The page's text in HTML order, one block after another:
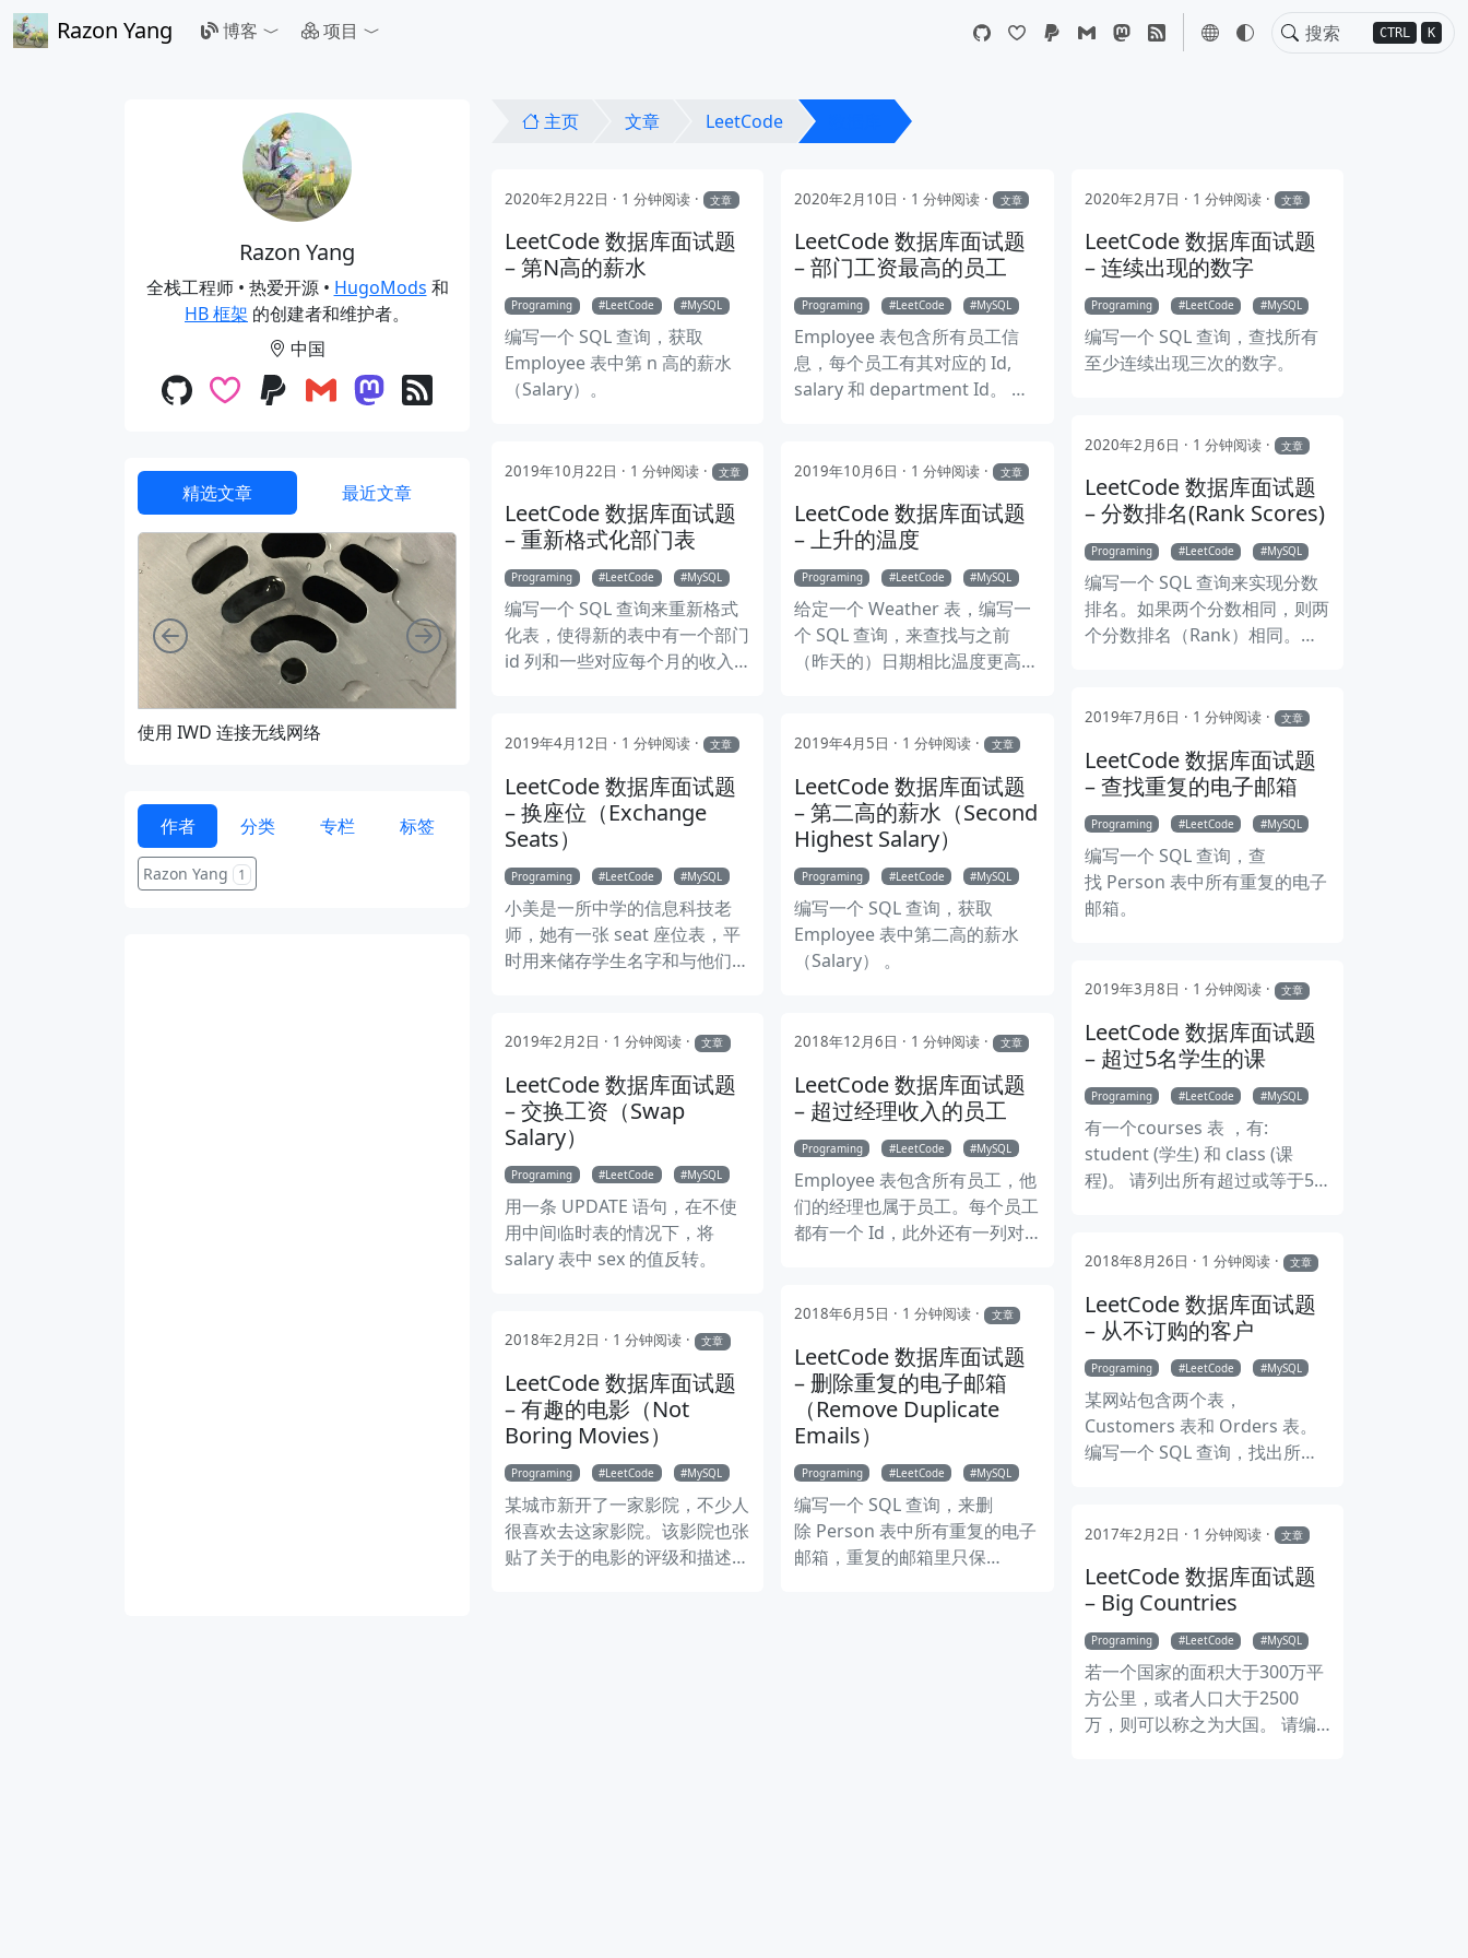
Razon Yang CTRL K
博客 项目
主页 文章 LeetCode
2020年2月22日 1 分钟阅读 文章
LeetCode 数据库面试题
– 第N高的薪水
Programing LeetCode MySQL
编写一个 SQL 查询，获取
Employee 表中第 n 高的薪水
（Salary）。
2020年2月10日 1 分钟阅读 文章
LeetCode 数据库面试题
– 部门工资最高的员工
Programing LeetCode MySQL
Employee 表包含所有员工信
息，每个员工有其对应的 Id,
salary 和 department Id。 编
上述给定的表格，Max 在 IT 部
部门有最高工资。
2020年2月7日 1 分钟阅读 文章
LeetCode 数据库面试题
– 连续出现的数字
Programing LeetCode MySQL
编写一个 SQL 查询，查找所有
至少连续出现三次的数字。
2020年2月6日 1 分钟阅读 文章
LeetCode 数据库面试题
– 分数排名(Rank Scores)
Programing LeetCode MySQL
编写一个 SQL 查询来实现分数
排名。如果两个分数相同，则两
个分数排名（Rank）相同。请
说，名次之间不应该有“间隔”。
2019年10月22日 1 分钟阅读 文章
LeetCode 数据库面试题
– 重新格式化部门表
Programing LeetCode MySQL
编写一个 SQL 查询来重新格式
化表，使得新的表中有一个部门
id 列和一些对应每个月的收入
2019年10月6日 1 分钟阅读 文章
LeetCode 数据库面试题
– 上升的温度
Programing LeetCode MySQL
给定一个 Weather 表，编写一
个 SQL 查询，来查找与之前
（昨天的）日期相比温度更高的
2019年7月6日 1 分钟阅读 文章
LeetCode 数据库面试题
– 查找重复的电子邮箱
Programing LeetCode MySQL
编写一个 SQL 查询，查
找 Person 表中所有重复的电子
邮箱。
2019年4月12日 1 分钟阅读 文章
LeetCode 数据库面试题
– 换座位（Exchange
Seats）
Programing LeetCode MySQL
小美是一所中学的信息科技老
师，她有一张 seat 座位表，平
时用来储存学生名字和与他们相
学生的座位。 你能不能帮她写
要的结果呢？
2019年4月5日 1 分钟阅读 文章
LeetCode 数据库面试题
– 第二高的薪水（Second
Highest Salary）
Programing LeetCode MySQL
编写一个 SQL 查询，获取
Employee 表中第二高的薪水
（Salary） 。
2019年3月8日 1 分钟阅读 文章
LeetCode 数据库面试题
– 超过5名学生的课
Programing LeetCode MySQL
有一个courses 表 ，有:
student (学生) 和 class (课
程)。 请列出所有超过或等于5
2019年2月2日 1 分钟阅读 文章
LeetCode 数据库面试题
– 交换工资（Swap
Salary）
Programing LeetCode MySQL
用一条 UPDATE 语句，在不使
用中间临时表的情况下，将
salary 表中 sex 的值反转。
2018年12月6日 1 分钟阅读 文章
LeetCode 数据库面试题
– 超过经理收入的员工
Programing LeetCode MySQL
Employee 表包含所有员工，他
们的经理也属于员工。每个员工
都有一个 Id，此外还有一列对
2018年8月26日 1 分钟阅读 文章
LeetCode 数据库面试题
– 从不订购的客户
Programing LeetCode MySQL
某网站包含两个表，
Customers 表和 Orders 表。
编写一个 SQL 查询，找出所有
2018年6月5日 1 分钟阅读 文章
LeetCode 数据库面试题
– 删除重复的电子邮箱
（Remove Duplicate
Emails）
Programing LeetCode MySQL
编写一个 SQL 查询，来删
除 Person 表中所有重复的电子
邮箱，重复的邮箱里只保
2018年2月2日 1 分钟阅读 文章
LeetCode 数据库面试题
– 有趣的电影（Not
Boring Movies）
Programing LeetCode MySQL
某城市新开了一家影院，不少人
很喜欢去这家影院。该影院也张
贴了关于的电影的评级和描述的
2017年2月2日 1 分钟阅读 文章
LeetCode 数据库面试题
– Big Countries
Programing LeetCode MySQL
若一个国家的面积大于300万平
方公里，或者人口大于2500
万，则可以称之为大国。 请编
Razon Yang
全栈工程师 • 热爱开源 • HugoMods 和
HB 框架 的创建者和维护者。
中国
精选文章 最近文章
使用 IWD 连接无线网络 通过 nmcli 连接 WIFI 添加 SSH 秘钥到 GitHub
向左 向右
作者 分类 专栏 标签
Razon Yang 1